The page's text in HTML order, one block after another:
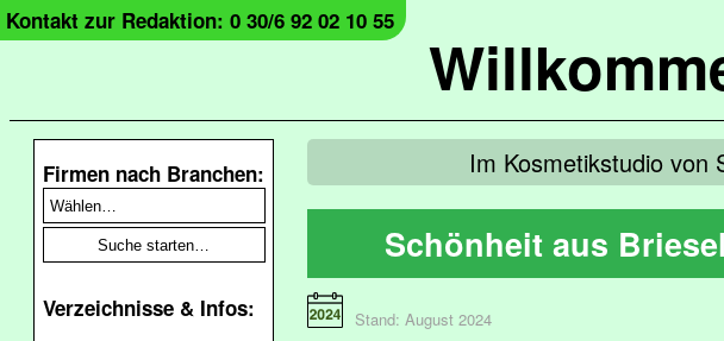
Kontakt zur Redaktion: 0 30/6 92 02 10 55
Firmen nach Branchen:
Verzeichnisse & Infos:
Im Kosmetikstudio von
Schönheit aus
Stand: August 2024